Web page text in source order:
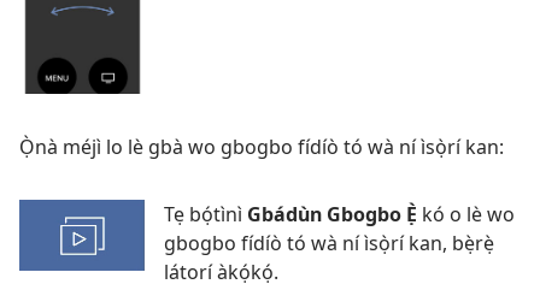
Ọ̀nà méjì lo lè gbà wo gbogbo fídíò tó wà ní ìsọ̀rí kan:
Tẹ bọ́tìnì Gbádùn Gbogbo Ẹ̀ kó o lè wo
gbogbo fídíò tó wà ní ìsọ̀rí kan, bẹ̀rẹ̀
látorí àkọ́kọ́.